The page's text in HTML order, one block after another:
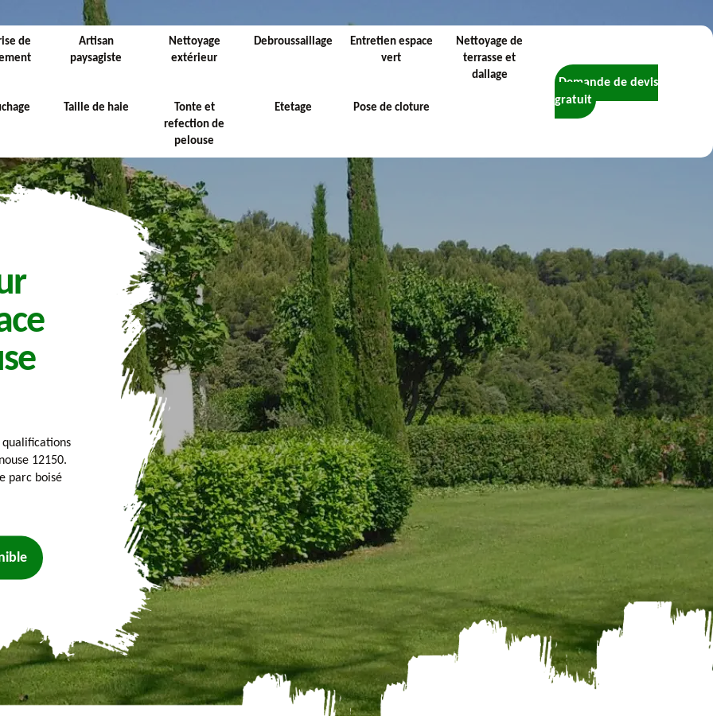
de
Artisan
paysagiste
Nettoyage
extérieur
Debroussaillage
Entretien espace
vert
Nettoyage de
terrasse et
dallage
Taille de haie
Tonte et
refection de
pelouse
Etetage Pose de cloture
Demande de devis
gratuit
12150.
parc boisé